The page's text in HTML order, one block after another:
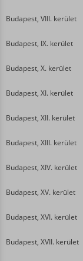
Budapest, VIII. kerület
Budapest, IX. kerület
Budapest, X. kerület
Budapest, XI. kerület
Budapest, XII. kerület
Budapest, XIII. kerület
Budapest, XIV. kerület
Budapest, XV. kerület
Budapest, XVI. kerület
Budapest, XVII. kerület